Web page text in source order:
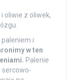
oliwie z oliwek,
i
w ten
Palenie
sercowo-